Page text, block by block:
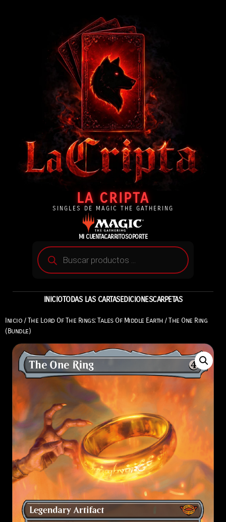
LA CRIPTA
SINGLES DE MAGIC THE GATHERING
MI CUENTACARRITOSOPORTE
INICIOTODAS LAS CARTASEDICIONESCARPETAS
Inicio /The Lord Of The Rings: Tales Of Middle Earth / The One Ring
(Bundle)